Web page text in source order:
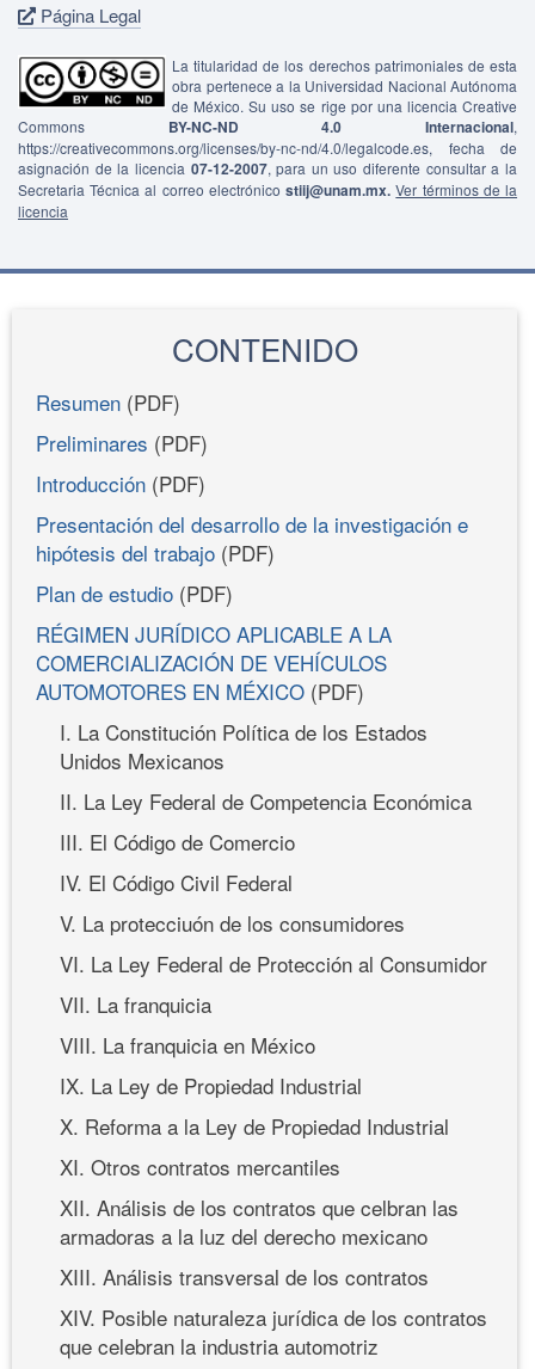
Página Legal
La titularidad de los derechos patrimoniales de esta
obra pertenece a la Universidad Nacional Autónoma
de México. Su uso se rige por una licencia Creative
Commons BY-NC-ND 4.0 Internacional,
https://creativecommons.org/licenses/by-nc-nd/4.0/legalcode.es, fecha de
asignación de la licencia 07-12-2007, para un uso diferente consultar a la
Secretaria Técnica al correo electrónicostiij@unam.mx. Ver términos de la
licencia
CONTENIDO
Resumen (PDF)
Preliminares (PDF)
Introducción (PDF)
Presentación del desarrollo de la investigación e
hipótesis del trabajo (PDF)
Plan de estudio (PDF)
RÉGIMEN JURÍDICO APLICABLE A LA
COMERCIALIZACIÓN DE VEHÍCULOS
AUTOMOTORES EN MÉXICO (PDF)
I. La Constitución Política de los Estados
Unidos Mexicanos
II. La Ley Federal de Competencia Económica
III. El Código de Comercio
IV. El Código Civil Federal
V. La protecciuón de los consumidores
VI. La Ley Federal de Protección al Consumidor
VII. La franquicia
VIII. La franquicia en México
IX. La Ley de Propiedad Industrial
X. Reforma a la Ley de Propiedad Industrial
XI. Otros contratos mercantiles
XII. Análisis de los contratos que celbran las
armadoras a la luz del derecho mexicano
XIII. Análisis transversal de los contratos
XIV. Posible naturaleza jurídica de los contratos
que celebran la industria automotriz